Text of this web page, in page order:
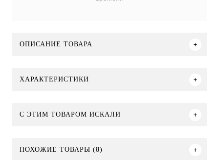
ОПИСАНИЕ ТОВАРА
ХАРАКТЕРИСТИКИ
C ЭТИМ ТОВАРОМ ИСКАЛИ
ПОХОЖИЕ ТОВАРЫ (8)